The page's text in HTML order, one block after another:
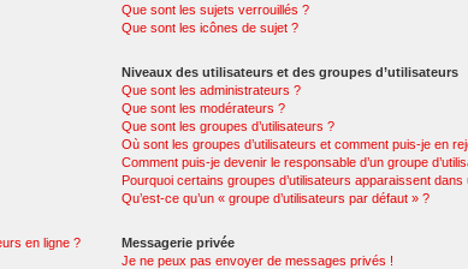
en ligne ?
Que sont les sujets verrouillés ?
Que sont les icônes de sujet ?
Niveaux des utilisateurs et des groupes d’utilisateurs
Que sont les administrateurs ?
Que sont les modérateurs ?
Que sont les groupes d’utilisateurs ?
Où sont les groupes d’utilisateurs et comment puis-je en
Comment puis-je devenir le responsable d’un groupe
Pourquoi certains groupes d’utilisateurs apparaissent
Qu’est-ce qu’un « groupe d’utilisateurs par défaut » ?
Messagerie privée
Je ne peux pas envoyer de messages privés !